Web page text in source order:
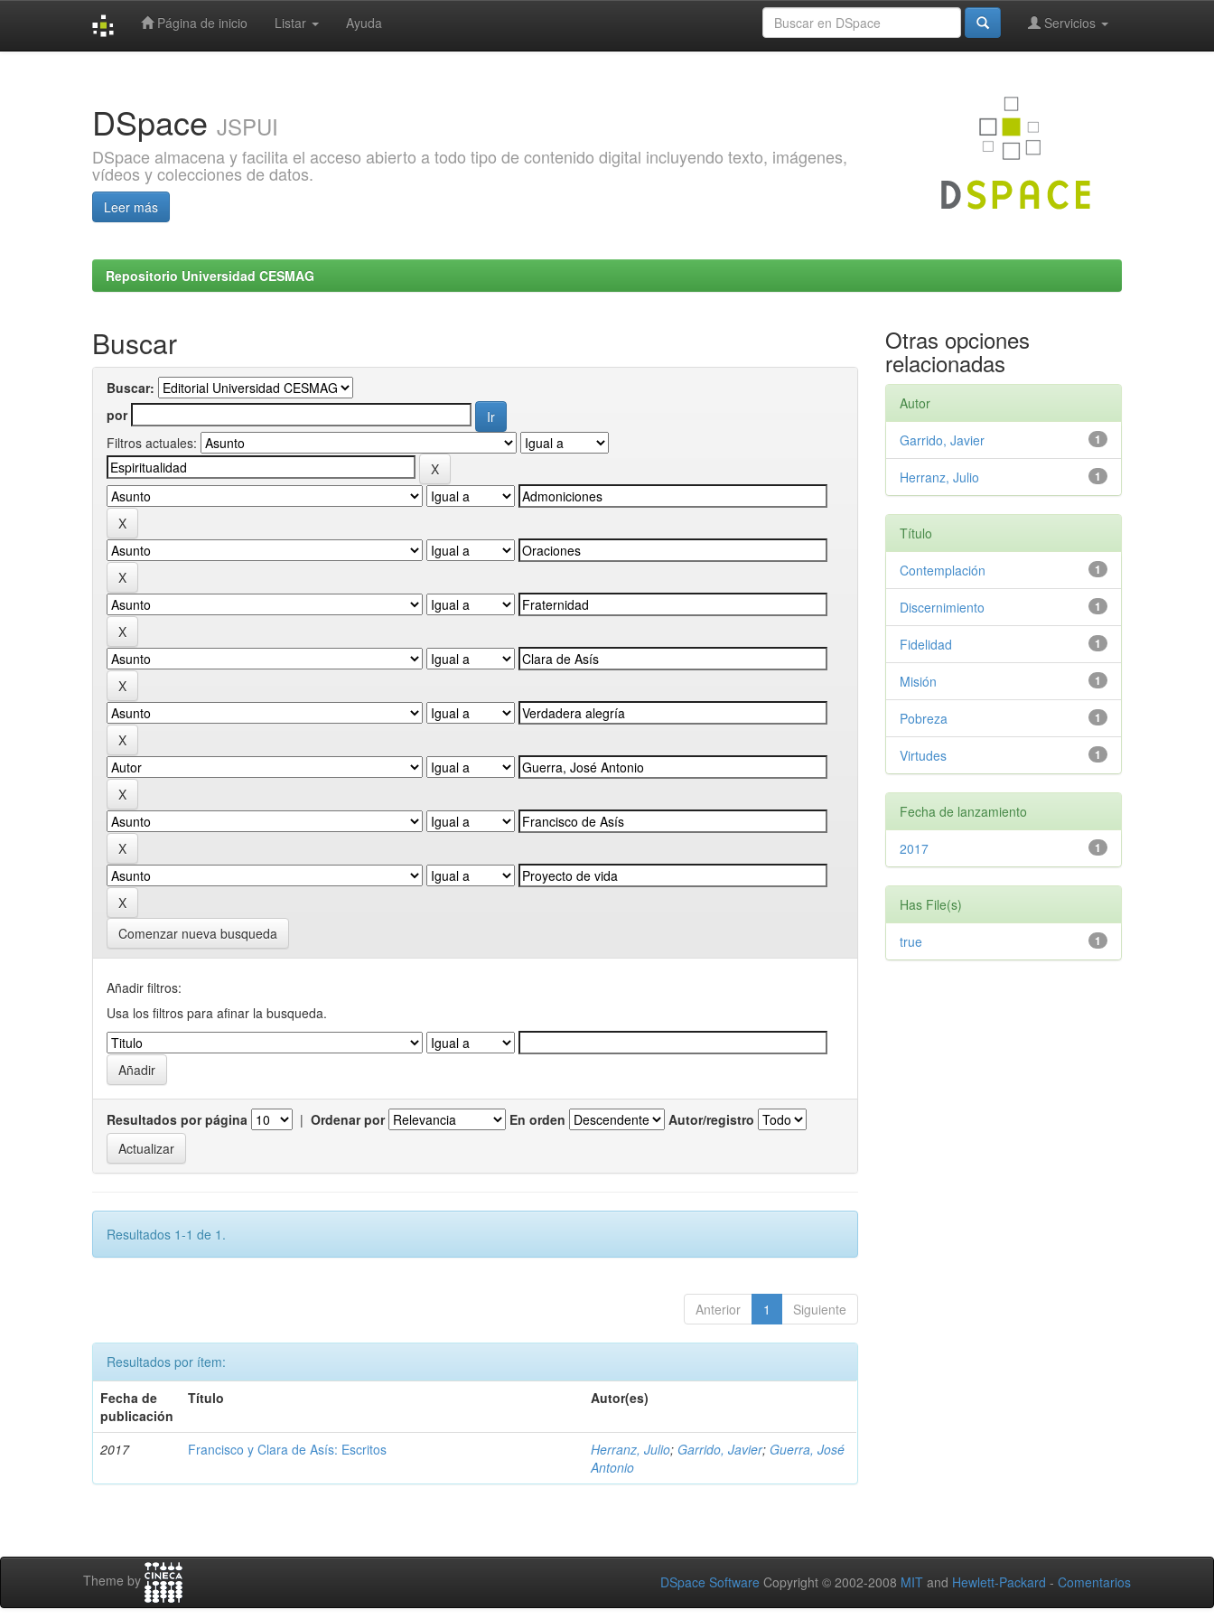
Página de inicio Listar Ayuda Servicios
DSpace JSPUI
DSpace almacena y facilita el acceso abierto a todo tipo de contenido digital incluyendo texto, imágenes,
vídeos y colecciones de datos.
Leer más
Repositorio Universidad CESMAG
Buscar
Buscar:
por
Filtros actuales:
Comenzar nueva busqueda
Añadir filtros:
Usa los filtros para afinar la busqueda.
Resultados por página | Ordenar por En orden Autor/registro
Resultados 1-1 de 1.
Anterior 1 Siguiente
Resultados por ítem:
Fecha de
publicación
Título Autor(es)
2017 Francisco y Clara de Asís: Escritos Herranz, Julio; Garrido, Javier; Guerra, José
Antonio
Otras opciones
relacionadas
Autor
1
Garrido, Javier
1
Herranz, Julio
Título
1
Contemplación
1
Discernimiento
1
Fidelidad
1
Misión
1
Pobreza
1
Virtudes
Fecha de lanzamiento
1
2017
Has File(s)
1
true
Theme by DSpace Software Copyright © 2002-2008 MIT and Hewlett-Packard - Comentarios